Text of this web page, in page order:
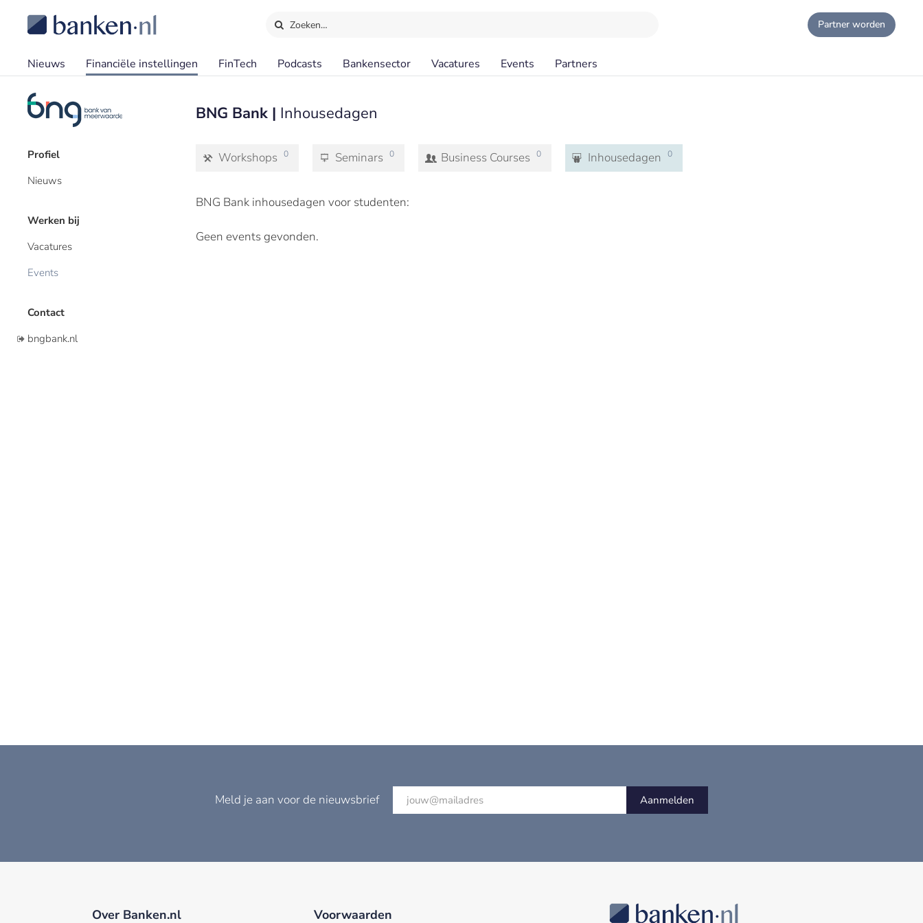
Zoeken… Partner worden
Nieuws Financiële instellingen FinTech Podcasts Bankensector Vacatures Events Partners
Profiel
Nieuws
Werken bij
Vacatures
Events
Contact
bngbank.nl
BNG Bank | Inhousedagen
Workshops 0 Seminars 0 Business Courses 0 Inhousedagen 0
BNG Bank inhousedagen voor studenten:
Geen events gevonden.
Meld je aan voor de nieuwsbrief Aanmelden
Over Banken.nl Voorwaarden